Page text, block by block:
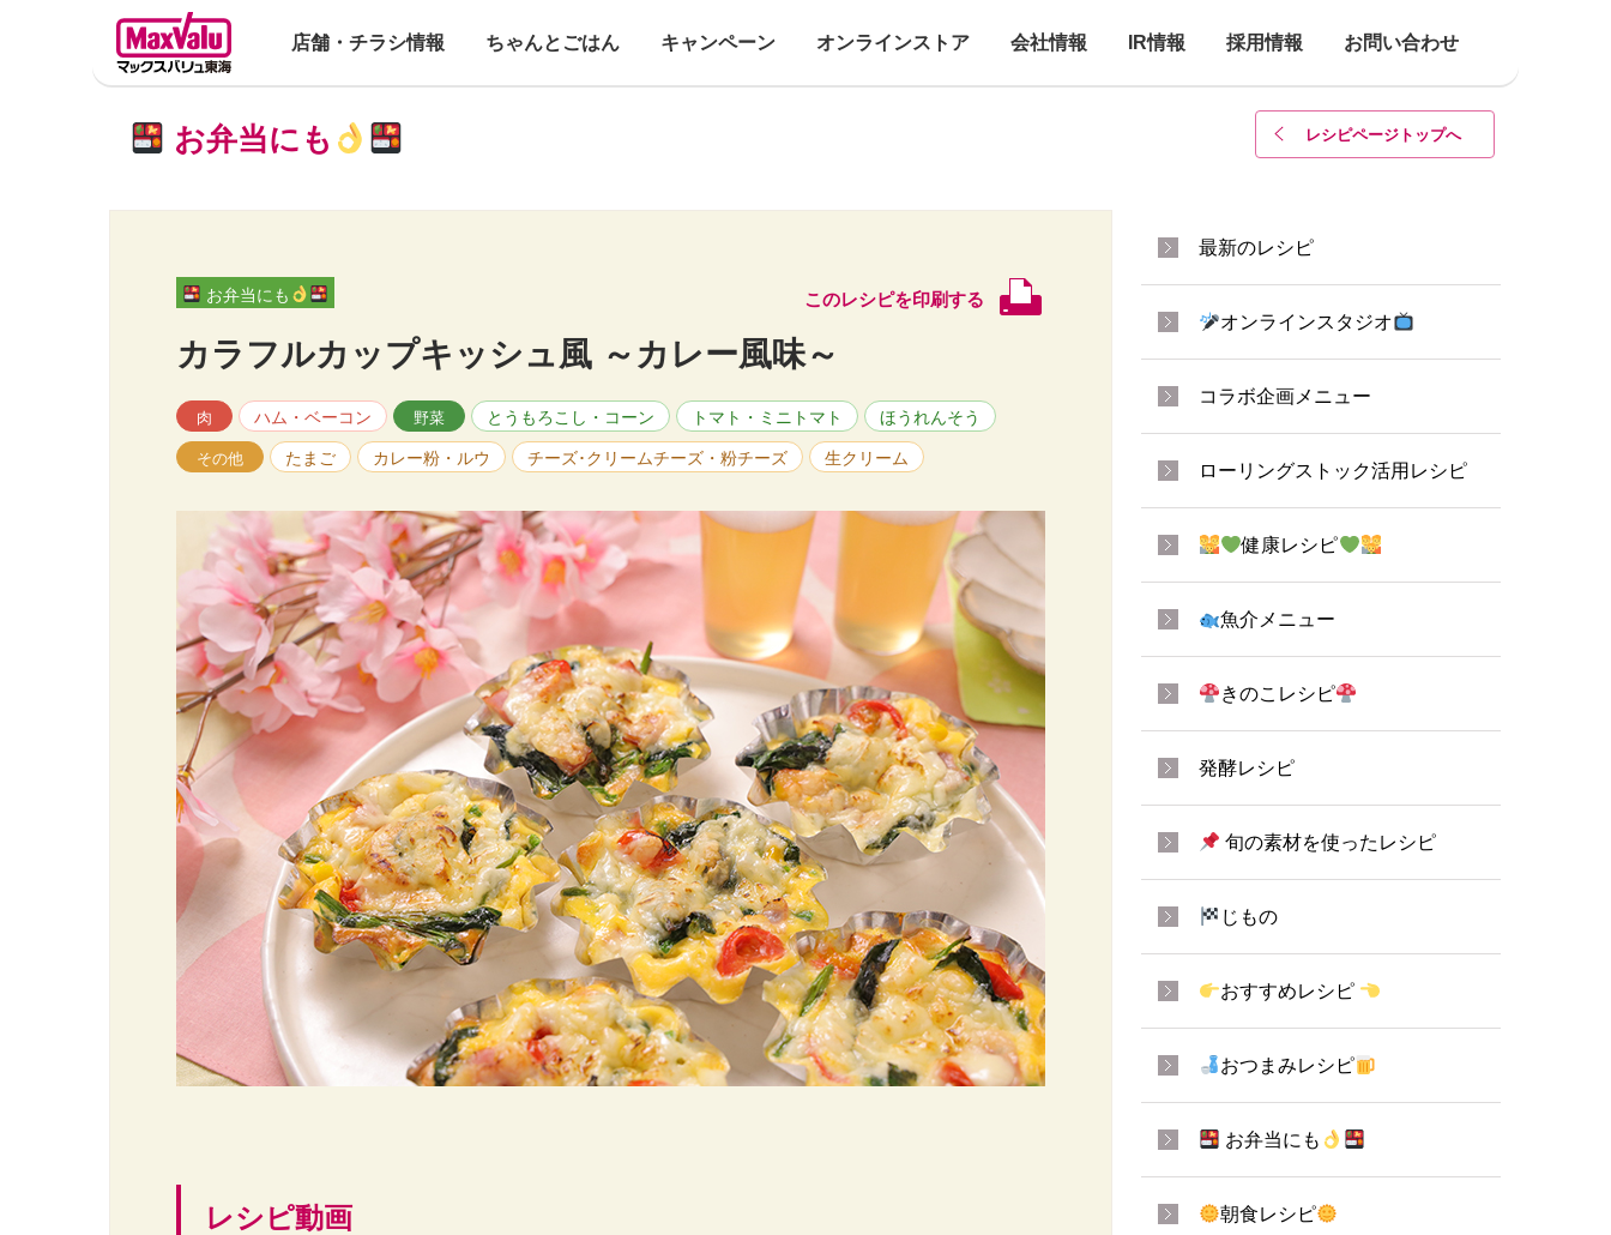
店舗・チラシ情報 ちゃんとごはん キャンペーン オンラインストア 会社情報 IR情報 採用情報 お問い合わせ
レシピページトップへ
お弁当にも
お弁当にも このレシピを印刷する
カラフルカップキッシュ風 ～カレー風味～
肉 ハム・ベーコン 野菜 とうもろこし・コーン トマト・ミニトマト ほうれんそう
その他 たまご カレー粉・ルウ チーズ･クリームチーズ・粉チーズ 生クリーム
レシピ動画
最新のレシピ
オンラインスタジオ
コラボ企画メニュー
ローリングストック活用レシピ
健康レシピ
魚介メニュー
きのこレシピ
発酵レシピ
旬の素材を使ったレシピ
じもの
おすすめレシピ
おつまみレシピ
お弁当にも
朝食レシピ